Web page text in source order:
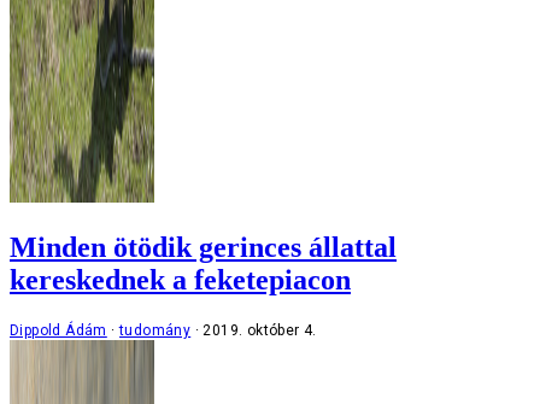
Minden ötödik gerinces állattal
kereskednek a feketepiacon
Dippold Ádám tudomány 2019. október 4.